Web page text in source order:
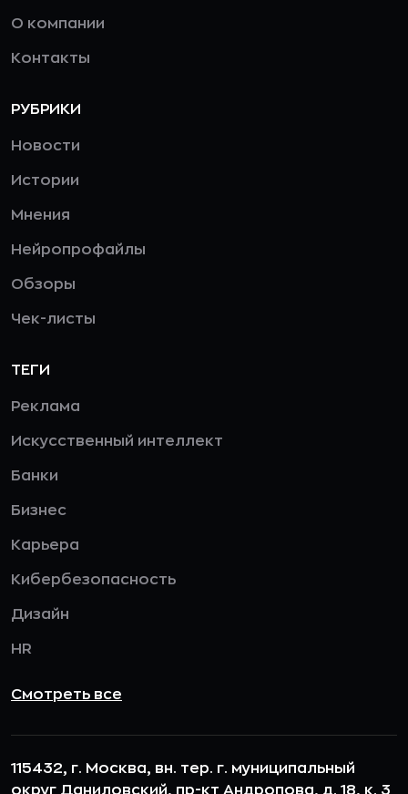
О компании
Контакты
РУБРИКИ
Новости
Истории
Мнения
Нейропрофайлы
Обзоры
Чек-листы
ТЕГИ
Реклама
Искусственный интеллект
Банки
Бизнес
Карьера
Кибербезопасность
Дизайн
HR
Смотреть все
115432, г. Москва, вн. тер. г. муниципальный
округ Даниловский, пр-кт Андропова, д. 18, к. 3